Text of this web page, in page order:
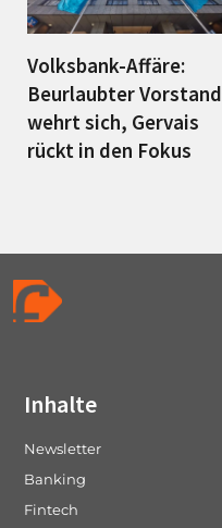
Volksbank-Affäre:
Beurlaubter Vorstand
wehrt sich, Gervais
rückt in den Fokus
Inhalte
Newsletter
Banking
Fintech